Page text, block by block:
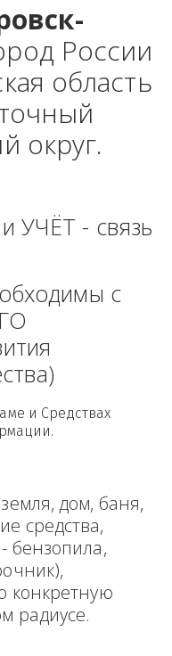
России
область
округ.
УЧЁТ - связь
с
и Средствах
дом, баня,
средства,
бензопила,
конкретную
радиусе.